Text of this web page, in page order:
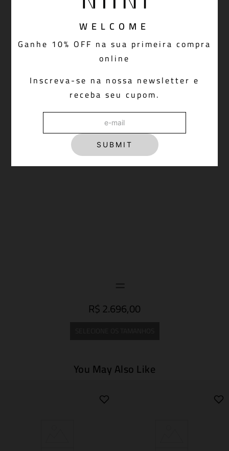
WELCOME
Ganhe 10% OFF na sua primeira compra
online
Inscreva-se na nossa newsletter e
receba seu cupom.
SUBMIT
Short Saia Rivi Mint
R$ 1.298,00
R$ 2.696,00
You May Also Like